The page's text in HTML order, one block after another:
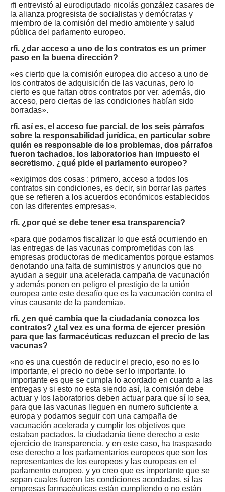
rfi entrevistó al eurodiputado nicolás gonzález casares de
la alianza progresista de socialistas y demócratas y
miembro de la comisión del medio ambiente y salud
pública del parlamento europeo.
rfi. ¿dar acceso a uno de los contratos es un primer
paso en la buena dirección?
«es cierto que la comisión europea dio acceso a uno de
los contratos de adquisición de las vacunas, pero lo
cierto es que faltan otros contratos por ver. además, dio
acceso, pero ciertas de las condiciones habían sido
borradas».
rfi. así es, el acceso fue parcial. de los seis párrafos
sobre la responsabilidad jurídica, en particular sobre
quién es responsable de los problemas, dos párrafos
fueron tachados. los laboratorios han impuesto el
secretismo. ¿qué pide el parlamento europeo?
«exigimos dos cosas : primero, acceso a todos los
contratos sin condiciones, es decir, sin borrar las partes
que se refieren a los acuerdos económicos establecidos
con las diferentes empresas».
rfi. ¿por qué se debe tener esa transparencia?
«para que podamos fiscalizar lo que está ocurriendo en
las entregas de las vacunas comprometidas con las
empresas productoras de medicamentos porque estamos
denotando una falta de suministros y anuncios que no
ayudan a seguir una acelerada campaña de vacunación
y además ponen en peligro el prestigio de la unión
europea ante este desafío que es la vacunación contra el
virus causante de la pandemia».
rfi. ¿en qué cambia que la ciudadanía conozca los
contratos? ¿tal vez es una forma de ejercer presión
para que las farmacéuticas reduzcan el precio de las
vacunas?
«no es una cuestión de reducir el precio, eso no es lo
importante, el precio no debe ser lo importante. lo
importante es que se cumpla lo acordado en cuanto a las
entregas y si esto no esta siendo así, la comisión debe
actuar y los laboratorios deben actuar para que sí lo sea,
para que las vacunas lleguen en numero suficiente a
europa y podamos seguir con una campaña de
vacunación acelerada y cumplir los objetivos que
estaban pactados. la ciudadanía tiene derecho a este
ejercicio de transparencia. y en este caso, ha traspasado
ese derecho a los parlamentarios europeos que son los
representantes de los europeos y las europeas en el
parlamento europeo. y yo creo que es importante que se
sepan cuales fueron las condiciones acordadas, si las
empresas farmacéuticas están cumpliendo o no están